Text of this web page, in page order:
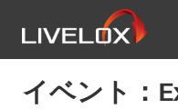
イベント：